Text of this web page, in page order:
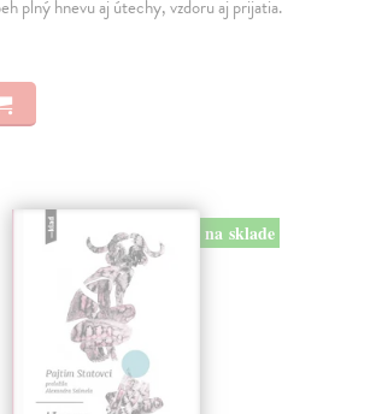
plný hnevu aj útechy, vzdoru aj prijatia.
na sklade